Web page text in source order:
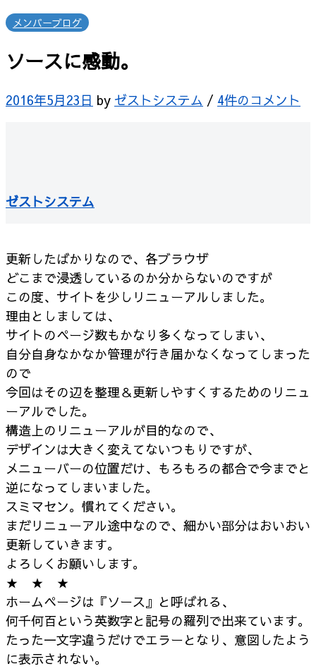
メンバーブログ
ソースに感動。
2016年5月23日 by ゼストシステム / 4件のコメント
ゼストシステム
更新したばかりなので、各ブラウザ
どこまで浸透しているのか分からないのですが
この度、サイトを少しリニューアルしました。
理由としましては、
サイトのページ数もかなり多くなってしまい、
自分自身なかなか管理が行き届かなくなってしまった
ので
今回はその辺を整理＆更新しやすくするためのリニュ
ーアルでした。
構造上のリニューアルが目的なので、
デザインは大きく変えてないつもりですが、
メニューバーの位置だけ、もろもろの都合で今までと
逆になってしまいました。
スミマセン。慣れてください。
まだリニューアル途中なので、細かい部分はおいおい
更新していきます。
よろしくお願いします。
★ ★ ★
ホームページは『ソース』と呼ばれる、
何千何百という英数字と記号の羅列で出来ています。
たった一文字違うだけでエラーとなり、意図したよう
に表示されない。